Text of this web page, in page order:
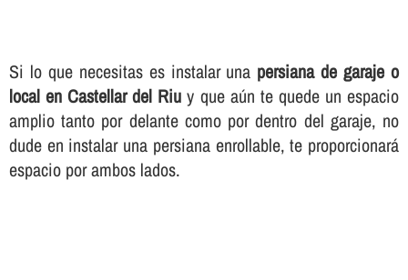
Si lo que necesitas es instalar una persiana de garaje o
local en Castellar del Riu y que aún te quede un espacio
amplio tanto por delante como por dentro del garaje, no
dude en instalar una persiana enrollable, te proporcionará
espacio por ambos lados.